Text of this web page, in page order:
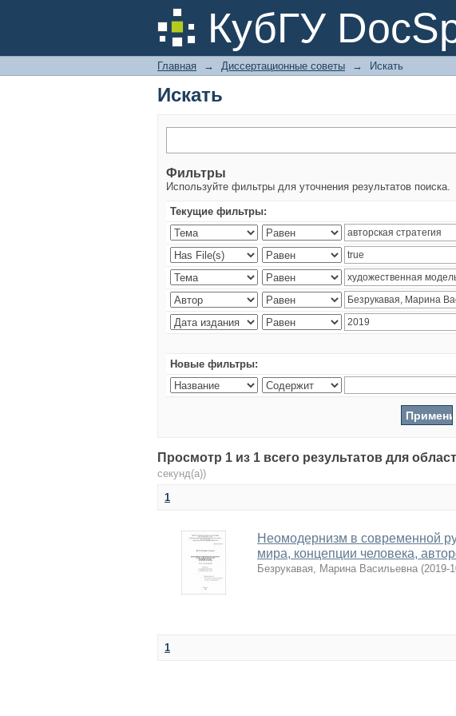
КубГУ
Искать
Главная → Диссертационные советы → Искать
Искать
Фильтры
Используйте фильтры для уточнения результатов поиска.
Текущие фильтры:
Новые фильтры:
Просмотр 1 из 1 всего результатов для
секунд(а))
1
Неомодернизм в современной
мира, концепции человека,
Безрукавая, Марина Васильевна (2019-
1